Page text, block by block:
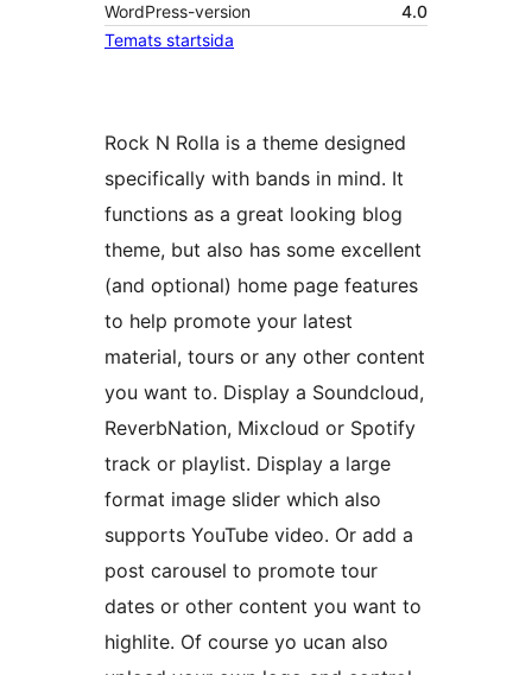
WordPress-version
4.0
Temats startsida
Rock N Rolla is a theme designed
specifically with bands in mind. It
functions as a great looking blog
theme, but also has some excellent
(and optional) home page features
to help promote your latest
material, tours or any other content
you want to. Display a Soundcloud,
ReverbNation, Mixcloud or Spotify
track or playlist. Display a large
format image slider which also
supports YouTube video. Or add a
post carousel to promote tour
dates or other content you want to
highlite. Of course yo ucan also